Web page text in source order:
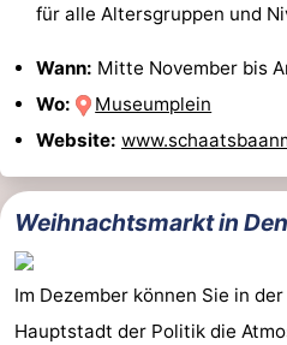
für alle Altersgruppen und
Wann: Mitte November bis
Wo:
Museumplein
Website:
Weihnachtsmarkt in
Im Dezember können Sie in
Hauptstadt der Politik die